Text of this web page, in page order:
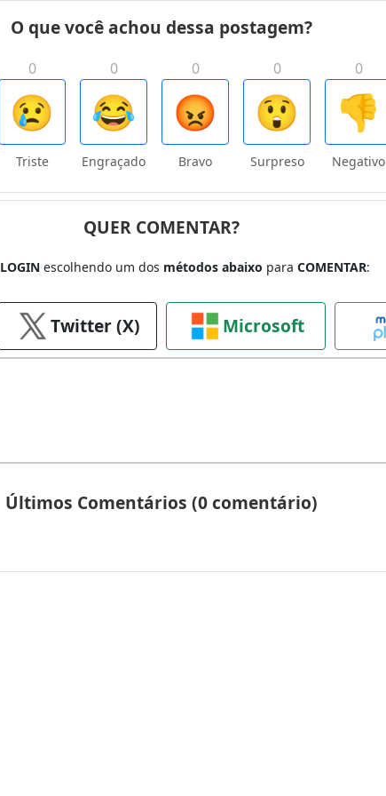
O que você achou dessa postagem?
0
😢
Triste
0
😂
Engraçado
0
😡
Bravo
0
😲
Surpreso
0
👎
Negativo
QUER COMENTAR?
LOGIN escolhendo um dos métodos abaixo para COMENTAR:
Twitter (X) Microsoft
Últimos Comentários (0 comentário)